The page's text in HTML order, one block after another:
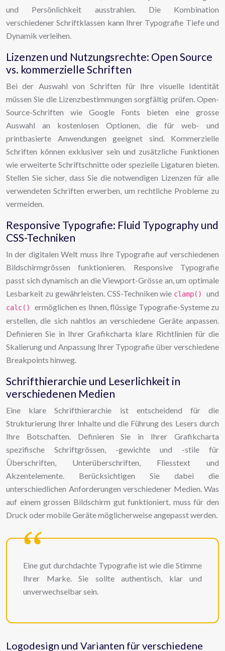
und Persönlichkeit ausstrahlen. Die Kombination
verschiedener Schriftklassen kann Ihrer Typografie Tiefe und
Dynamik verleihen.
Lizenzen und Nutzungsrechte: Open Source
vs. kommerzielle Schriften
Bei der Auswahl von Schriften für Ihre visuelle Identität
müssen Sie die Lizenzbestimmungen sorgfältig prüfen. Open-
Source-Schriften wie Google Fonts bieten eine grosse
Auswahl an kostenlosen Optionen, die für web- und
printbasierte Anwendungen geeignet sind. Kommerzielle
Schriften können exklusiver sein und zusätzliche Funktionen
wie erweiterte Schriftschnitte oder spezielle Ligaturen bieten.
Stellen Sie sicher, dass Sie die notwendigen Lizenzen für alle
verwendeten Schriften erwerben, um rechtliche Probleme zu
vermeiden.
Responsive Typografie: Fluid Typography und
CSS-Techniken
In der digitalen Welt muss Ihre Typografie auf verschiedenen
Bildschirmgrössen funktionieren. Responsive Typografie
passt sich dynamisch an die Viewport-Grösse an, um optimale
Lesbarkeit zu gewährleisten. CSS-Techniken wie clamp()und
calc() ermöglichen es Ihnen, flüssige Typografie-Systeme zu
erstellen, die sich nahtlos an verschiedene Geräte anpassen.
Definieren Sie in Ihrer Grafikcharta klare Richtlinien für die
Skalierung und Anpassung Ihrer Typografie über verschiedene
Breakpoints hinweg.
Schrifthierarchie und Leserlichkeit in
verschiedenen Medien
Eine klare Schrifthierarchie ist entscheidend für die
Strukturierung Ihrer Inhalte und die Führung des Lesers durch
Ihre Botschaften. Definieren Sie in Ihrer Grafikcharta
spezifische Schriftgrössen, -gewichte und -stile für
Überschriften, Unterüberschriften, Fliesstext und
Akzentelemente. Berücksichtigen Sie dabei die
unterschiedlichen Anforderungen verschiedener Medien. Was
auf einem grossen Bildschirm gut funktioniert, muss für den
Druck oder mobile Geräte möglicherweise angepasst werden.
Eine gut durchdachte Typografie ist wie die Stimme
Ihrer Marke. Sie sollte authentisch, klar und
unverwechselbar sein.
Logodesign und Varianten für verschiedene